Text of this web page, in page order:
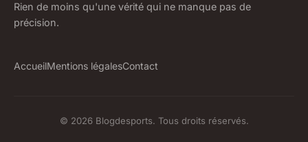
Rien de moins qu'une vérité qui ne manque pas de
précision.
AccueilMentions légalesContact
© 2026 Blogdesports. Tous droits réservés.